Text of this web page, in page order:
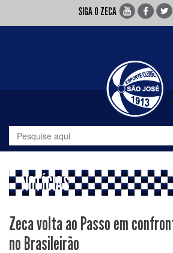
SIGA O ZECA
NOTÍCIAS
Zeca volta ao Passo em
no Brasileirão